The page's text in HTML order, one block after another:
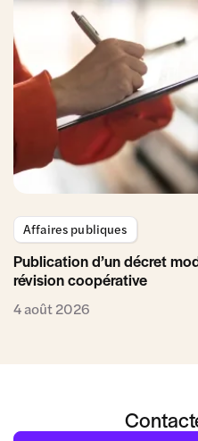
Affaires publiques
Publication d’un décret
révision coopérative
4 août 2026